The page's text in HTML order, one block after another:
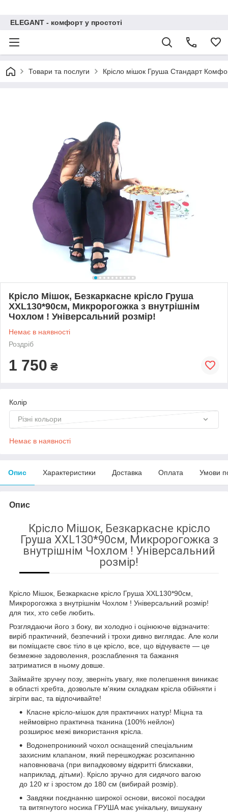
ELEGANT - комфорт у простоті
Товари та послуги Крісло мішок Груша Стандарт
Крісло Мішок, Безкаркасне крісло Груша
ХХL130*90см, Микророгожка з внутрішнім
Чохлом ! Універсальний розмір!
Немає в наявності
Роздріб
1 750 ₴
Колір
Різні кольори
Немає в наявності
Опис Характеристики Доставка Оплата Умови
Опис
Крісло Мішок, Безкаркасне крісло
Груша ХХL130*90см, Микророгожка з
внутрішнім Чохлом ! Універсальний
розмір!
Крісло Мішок, Безкаркасне крісло Груша ХХL130*90см,
Микророгожка з внутрішнім Чохлом ! Універсальний розмір!
для тих, хто себе любить.
Розглядаючи його з боку, ви холодно і оцінююче відзначите:
виріб практичний, безпечний і трохи дивно виглядає. Але коли
ви поміщаєте своє тіло в це крісло, все, що відчуваєте — це
безмежне задоволення, розслаблення та бажання
затриматися в ньому довше.
Займайте зручну позу, зверніть увагу, яке полегшення виникає
в області хребта, дозвольте м'яким складкам крісла обійняти і
зігріти вас, та відпочивайте!
Класне крісло-мішок для практичних натур! Міцна та
неймовірно практична тканина (100% нейлон)
розширює межі використання крісла.
Водонепроникний чохол оснащений спеціальним
захисним клапаном, який перешкоджає розсипанню
наповнювача (при випадковому відкритті блискавки,
наприклад, дітьми). Крісло зручно для сидячого вагою
до 120 кг і зростом до 180 см (вибирай розмір).
Завдяки поєднанню широкої основи, високої посадки
та витягнутого носика ГРУША має унікальну, вишукану